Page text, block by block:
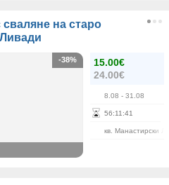
на старо
15.00€
24.00€
8.08 - 31.08
56:11 :40
кв. Манастирски
-38%